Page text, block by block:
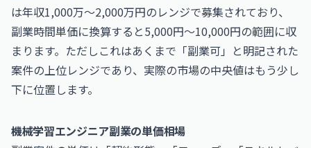
は年収1,000万〜2,000万円のレンジで募集されており、
副業時間単価に換算すると5,000円〜10,000円の範囲に収
まります。ただしこれはあくまで「副業可」と明記された
案件の上位レンジであり、実際の市場の中央値はもう少し
下に位置します。
機械学習エンジニア副業の単価相場